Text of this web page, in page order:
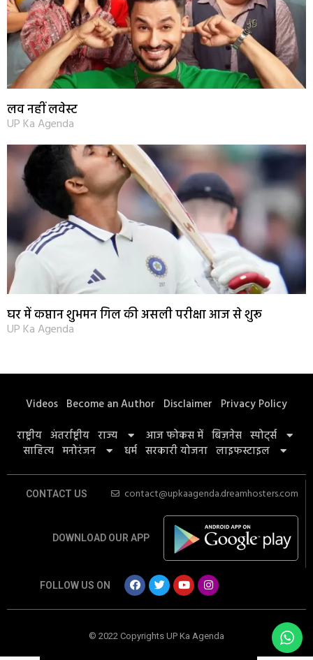
लव नहीं लवेस्ट
UP Ka Agenda
घर में कप्तान शुभमन गिल की असली परीक्षा आज से शुरू
UP Ka Agenda
Videos Become an Author Disclaimer Privacy Policy
राष्ट्रीय अंतर्राष्ट्रीय राज्य आज फोकस में बिज़नेस स्पोर्ट्स
साहित्य मनोरंजन धर्म सरकारी योजना लाइफस्टाइल
CONTACT US contact@upkaagenda.dreamhosters.com
DOWNLOAD OUR APP
FOLLOW US ON
© 2022 Copyrights UP Ka Agenda